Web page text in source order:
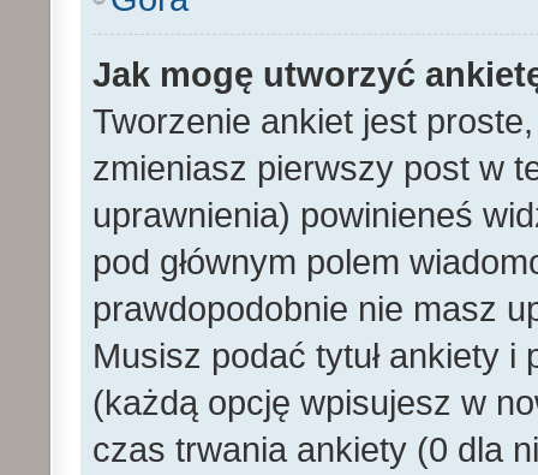
Jak mogę utworzyć
Tworzenie ankiet jest
zmieniasz pierwszy post w
uprawnienia) powinieneś
pod głównym polem
prawdopodobnie nie masz
Musisz podać tytuł ankiety
(każdą opcję wpisujesz w
czas trwania ankiety (0 dla